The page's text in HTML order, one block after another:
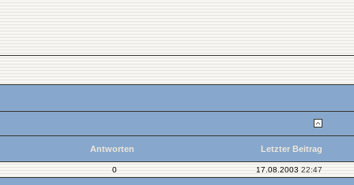
Antworten Letzter Beitrag
0 17.08.2003 22:47